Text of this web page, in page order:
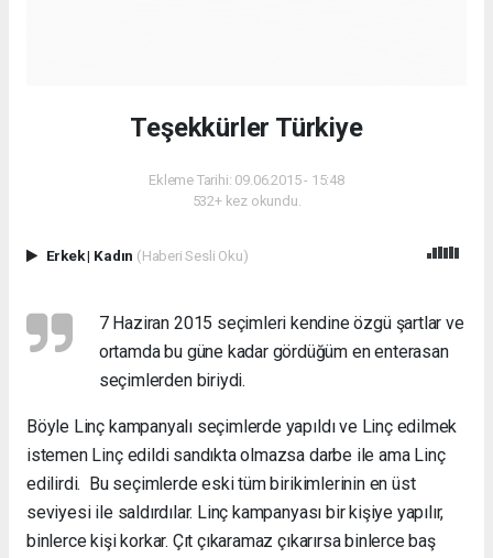
Teşekkürler Türkiye
Ekleme Tarihi: 09.06.2015 - 15:48
532+ kez okundu.
Erkek| Kadın (Haberi Sesli Oku)
7 Haziran 2015 seçimleri kendine özgü şartlar ve
ortamda bu güne kadar gördüğüm en enterasan
seçimlerden biriydi.
Böyle Linç kampanyalı seçimlerde yapıldı ve Linç edilmek
istemen Linç edildi sandıkta olmazsa darbe ile ama Linç
edilirdi. Bu seçimlerde eski tüm birikimlerinin en üst
seviyesi ile saldırdılar. Linç kampanyası bir kişiye yapılır,
binlerce kişi korkar. Çıt çıkaramaz çıkarırsa binlerce baş